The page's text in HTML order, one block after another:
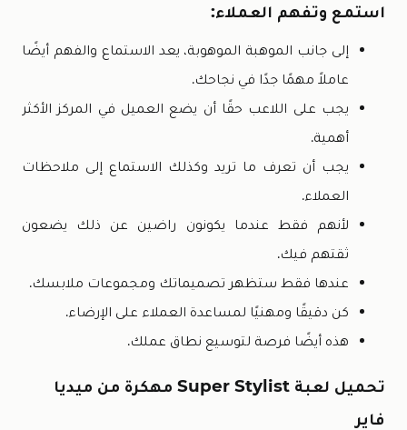
استمع وتفهم العملاء:
إلى جانب الموهبة الموهوبة، يعد الاستماع والفهم أيضًا
عاملاً مهمًا جدًا في نجاحك.
يجب على اللاعب حقًا أن يضع العميل في المركز الأكثر
أهمية.
يجب أن تعرف ما تريد وكذلك الاستماع إلى ملاحظات
العملاء.
لأنهم فقط عندما يكونون راضين عن ذلك يضعون
ثقتهم فيك.
عندها فقط ستظهر تصميماتك ومجموعات ملابسك.
كن دقيقًا ومهنيًا لمساعدة العملاء على الإرضاء.
هذه أيضًا فرصة لتوسيع نطاق عملك.
تحميل لعبة Super Stylist مهكرة من ميديا
فاير